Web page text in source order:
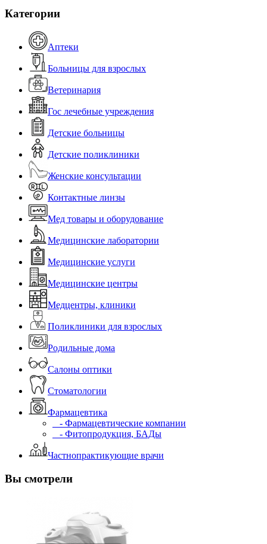
Категории
Аптеки
Больницы для взрослых
Ветеринария
Гос лечебные учреждения
Детские больницы
Детские поликлиники
Женские консультации
Контактные линзы
Мед товары и оборудование
Медицинские лаборатории
Медицинские услуги
Медицинские центры
Медцентры, клиники
Поликлиники для взрослых
Родильные дома
Салоны оптики
Стоматологии
Фармацевтика
- Фармацевтические компании
- Фитопродукция, БАДы
Частнопрактикующие врачи
Вы смотрели